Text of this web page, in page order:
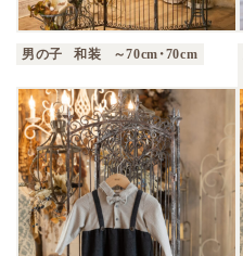
男の子 和装 ～70cm・70cm